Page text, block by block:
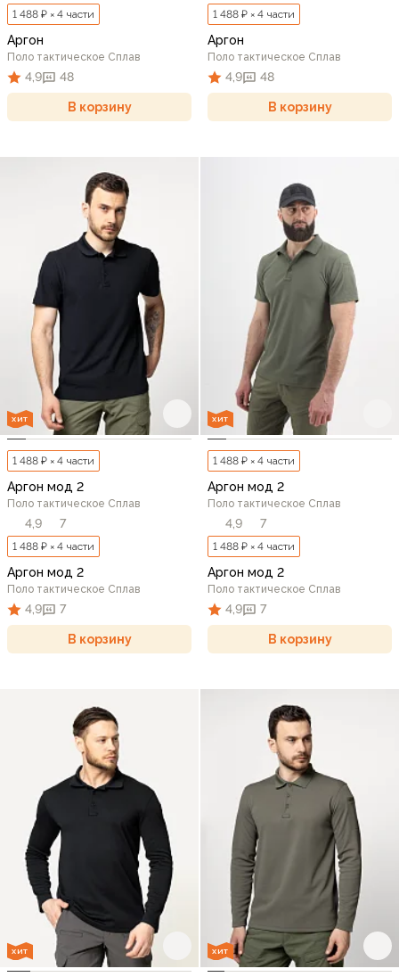
1 488 ₽ × 4 части
Аргон
Поло тактическое Сплав
4,9 48
В корзину
1 488 ₽ × 4 части
Аргон
Поло тактическое Сплав
4,9 48
В корзину
ХИТ
1 488 ₽ × 4 части
Аргон мод 2
Поло тактическое Сплав
4,9 7
1 488 ₽ × 4 части
Аргон мод 2
Поло тактическое Сплав
4,9 7
В корзину
ХИТ
1 488 ₽ × 4 части
Аргон мод 2
Поло тактическое Сплав
4,9 7
1 488 ₽ × 4 части
Аргон мод 2
Поло тактическое Сплав
4,9 7
В корзину
ХИТ ХИТ